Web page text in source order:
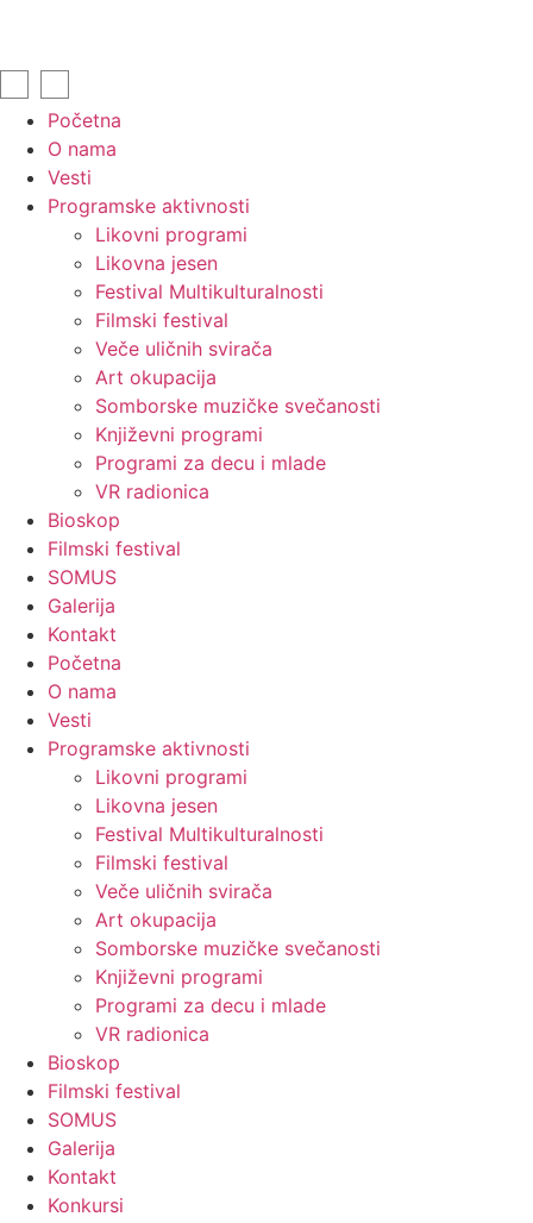
Početna
O nama
Vesti
Programske aktivnosti
Likovni programi
Likovna jesen
Festival Multikulturalnosti
Filmski festival
Veče uličnih svirača
Art okupacija
Somborske muzičke svečanosti
Književni programi
Programi za decu i mlade
VR radionica
Bioskop
Filmski festival
SOMUS
Galerija
Kontakt
Početna
O nama
Vesti
Programske aktivnosti
Likovni programi
Likovna jesen
Festival Multikulturalnosti
Filmski festival
Veče uličnih svirača
Art okupacija
Somborske muzičke svečanosti
Književni programi
Programi za decu i mlade
VR radionica
Bioskop
Filmski festival
SOMUS
Galerija
Kontakt
Konkursi